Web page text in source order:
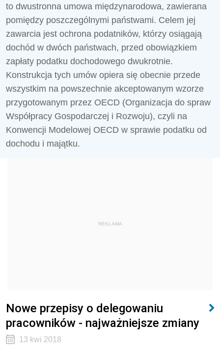
to dwustronna umowa międzynarodowa, zawierana
pomiędzy poszczególnymi państwami. Celem jej
zawarcia jest ochrona podatników, którzy osiągają
dochód w dwóch państwach, przed obowiązkiem
zapłaty podatku dochodowego dwukrotnie.
Konstrukcja tych umów opiera się obecnie przede
wszystkim na powszechnie akceptowanym wzorze
przygotowanym przez OECD (Organizacja do spraw
Współpracy Gospodarczej i Rozwoju), czyli na
Konwencji Modelowej OECD w sprawie podatku od
dochodu i majątku.
REKLAMA
Nowe przepisy o delegowaniu
pracowników - najważniejsze zmiany
13 kwi 2018